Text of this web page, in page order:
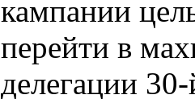
кампании
перейти в
делегации